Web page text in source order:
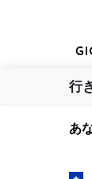
行
あ